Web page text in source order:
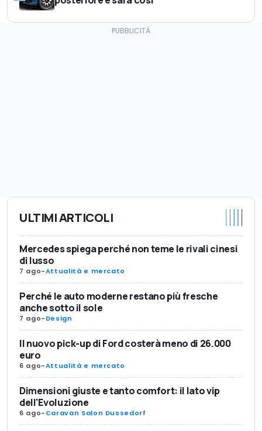
ULTIMI ARTICOLI
Mercedes spiega perché non teme le rivali cinesi
di lusso
7 ago-Attualità e mercato
Perché le auto moderne restano più fresche
anche sotto il sole
7 ago-Design
Il nuovo pick-up di Ford costerà meno di 26.000
euro
6 ago-Attualità e mercato
Dimensioni giuste e tanto comfort: il lato vip
dell'Evoluzione
6 ago-Caravan Salon Dussedorf